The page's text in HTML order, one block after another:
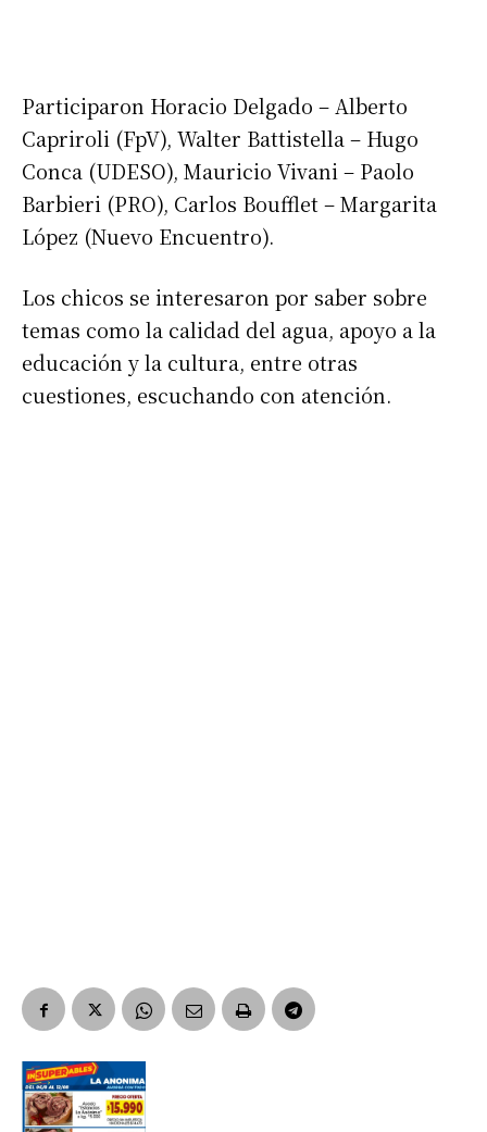
Suscribirme gratis
Participaron Horacio Delgado – Alberto
Capriroli (FpV), Walter Battistella – Hugo
Conca (UDESO), Mauricio Vivani – Paolo
Barbieri (PRO), Carlos Boufflet – Margarita
López (Nuevo Encuentro).
Los chicos se interesaron por saber sobre
temas como la calidad del agua, apoyo a la
educación y la cultura, entre otras
cuestiones, escuchando con atención.